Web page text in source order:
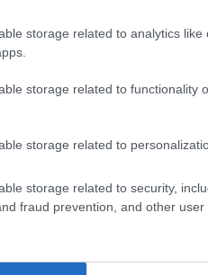
storage related to analytics like
storage related to functionality
storage related to
storage related to security,
fraud prevention, and other user
Γκλέιζερ